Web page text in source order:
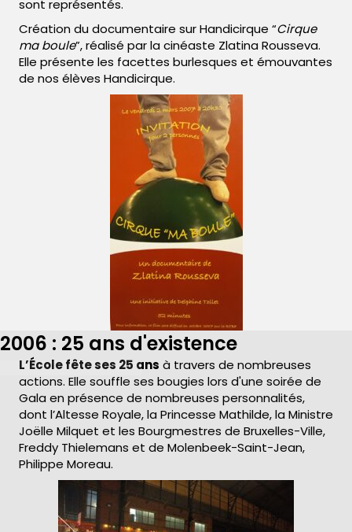
sont représentés.
Création du documentaire sur Handicirque “Cirque
ma boule”, réalisé par la cinéaste Zlatina Rousseva.
Elle présente les facettes burlesques et émouvantes
de nos élèves Handicirque.
2006 : 25 ans d'existence
L’École fête ses 25 ans à travers de nombreuses
actions. Elle souffle ses bougies lors d'une soirée de
Gala en présence de nombreuses personnalités,
dont l’Altesse Royale, la Princesse Mathilde, la Ministre
Joëlle Milquet et les Bourgmestres de Bruxelles-Ville,
Freddy Thielemans et de Molenbeek-Saint-Jean,
Philippe Moreau.